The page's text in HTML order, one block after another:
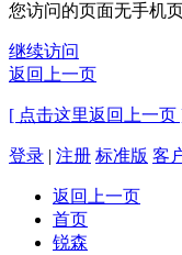
您访问的页面无手机
继续访问
返回上一页
[ 点击这里返回上一页
登录 | 注册 标准版 客
返回上一页
首页
锐森